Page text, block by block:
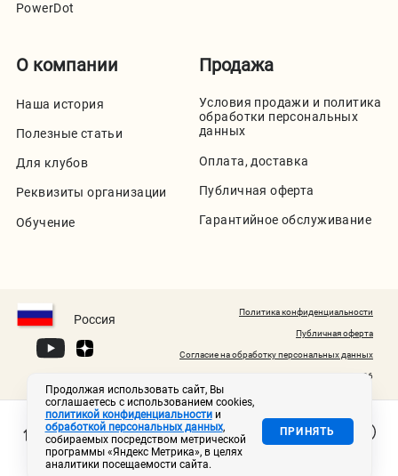
PowerDot
О компании
Наша история
Полезные статьи
Для клубов
Реквизиты организации
Обучение
Продажа
Условия продажи и политика
обработки персональных
данных
Оплата, доставка
Публичная оферта
Гарантийное обслуживание
Россия
Политика конфиденциальности
Публичная оферта
Согласие на обработку персональных данных
© 2020-2026
Продолжая использовать сайт, Вы
соглашаетесь с использованием cookies,
политикой конфиденциальностии
обработкой персональных данных,
собираемых посредством метрической
программы «Яндекс Метрика», в целях
аналитики посещаемости сайта.
ПРИНЯТЬ